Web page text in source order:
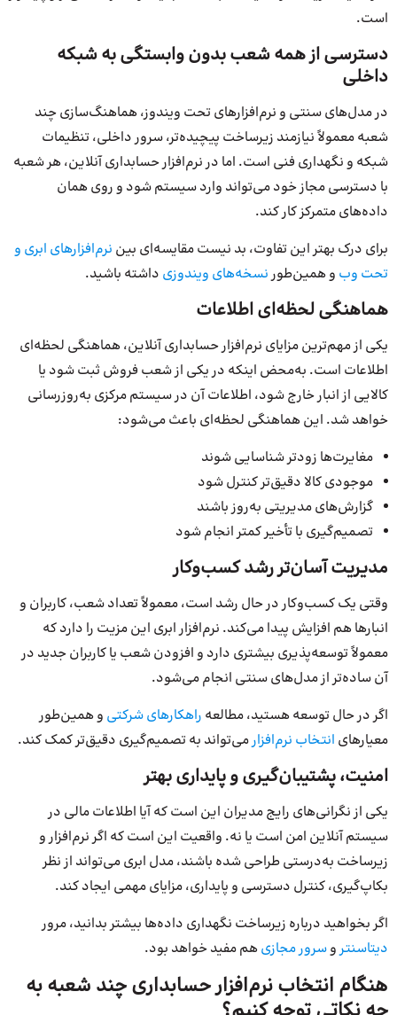
است.
دسترسی از همه شعب بدون وابستگی به شبکه
داخلی
در مدل‌های سنتی و نرم‌افزارهای تحت ویندوز، هماهنگ‌سازی چند
شعبه معمولاً نیازمند زیرساخت پیچیده‌تر، سرور داخلی، تنظیمات
شبکه و نگهداری فنی است. اما در نرم‌افزار حسابداری آنلاین، هر شعبه
با دسترسی مجاز خود می‌تواند وارد سیستم شود و روی همان
داده‌های متمرکز کار کند.
برای درک بهتر این تفاوت، بد نیست مقایسه‌ای بین نرم‌افزارهای ابری و
تحت وب و همین‌طورنسخه‌های ویندوزی داشته باشید.
هماهنگی لحظه‌ای اطلاعات
یکی از مهم‌ترین مزایای نرم‌افزار حسابداری آنلاین، هماهنگی لحظه‌ای
اطلاعات است. به‌محض اینکه در یکی از شعب فروش ثبت شود یا
کالایی از انبار خارج شود، اطلاعات آن در سیستم مرکزی به‌روزرسانی
خواهد شد. این هماهنگی لحظه‌ای باعث می‌شود:
مغایرت‌ها زودتر شناسایی شوند
موجودی کالا دقیق‌تر کنترل شود
گزارش‌های مدیریتی به‌روز باشند
تصمیم‌گیری با تأخیر کمتر انجام شود
مدیریت آسان‌تر رشد کسب‌وکار
وقتی یک کسب‌وکار در حال رشد است، معمولاً تعداد شعب، کاربران و
انبارها هم افزایش پیدا می‌کند. نرم‌افزار ابری این مزیت را دارد که
معمولاً توسعه‌پذیری بیشتری دارد و افزودن شعب یا کاربران جدید در
آن ساده‌تر از مدل‌های سنتی انجام می‌شود.
اگر در حال توسعه هستید، مطالعه راهکارهای شرکتی و همین‌طور
معیارهای انتخاب نرم‌افزارمی‌تواند به تصمیم‌گیری دقیق‌تر کمک کند.
امنیت، پشتیبان‌گیری و پایداری بهتر
یکی از نگرانی‌های رایج مدیران این است که آیا اطلاعات مالی در
سیستم آنلاین امن است یا نه. واقعیت این است که اگر نرم‌افزار و
زیرساخت به‌درستی طراحی شده باشند، مدل ابری می‌تواند از نظر
بکاپ‌گیری، کنترل دسترسی و پایداری، مزایای مهمی ایجاد کند.
اگر بخواهید درباره زیرساخت نگهداری داده‌ها بیشتر بدانید، مرور
دیتاسنتروسرور مجازیهم مفید خواهد بود.
هنگام انتخاب نرم‌افزار حسابداری چند شعبه به